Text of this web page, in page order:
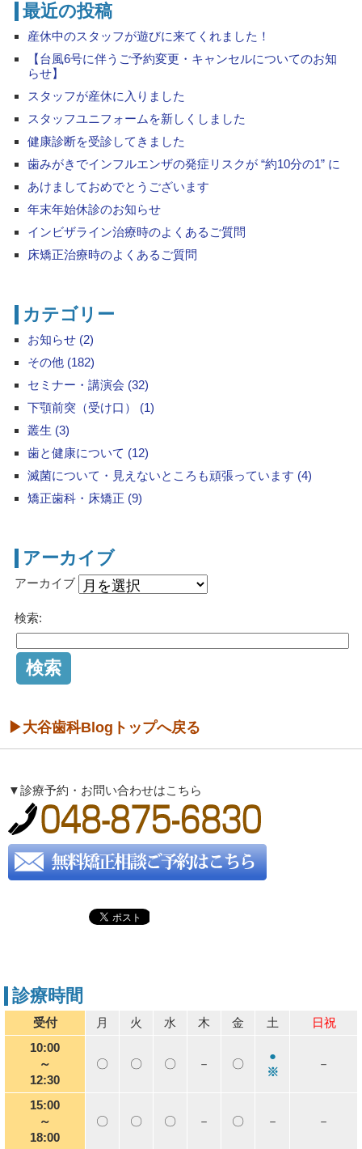
最近の投稿
産休中のスタッフが遊びに来てくれました！
【台風6号に伴うご予約変更・キャンセルについてのお知
らせ】
スタッフが産休に入りました
スタッフユニフォームを新しくしました
健康診断を受診してきました
歯みがきでインフルエンザの発症リスクが “約10分の1” に
あけましておめでとうございます
年末年始休診のお知らせ
インビザライン治療時のよくあるご質問
床矯正治療時のよくあるご質問
カテゴリー
お知らせ (2)
その他 (182)
セミナー・講演会 (32)
下顎前突（受け口） (1)
叢生 (3)
歯と健康について (12)
滅菌について・見えないところも頑張っています (4)
矯正歯科・床矯正 (9)
アーカイブ
アーカイブ
検索:
▶大谷歯科Blogトップへ戻る
▼診療予約・お問い合わせはこちら
診療時間
受付 月 火 水 木 金 土
日祝
10:00
～
12:30
〇 〇 〇 － 〇
●
※
－
15:00
～
18:00
〇 〇 〇 － 〇 － －